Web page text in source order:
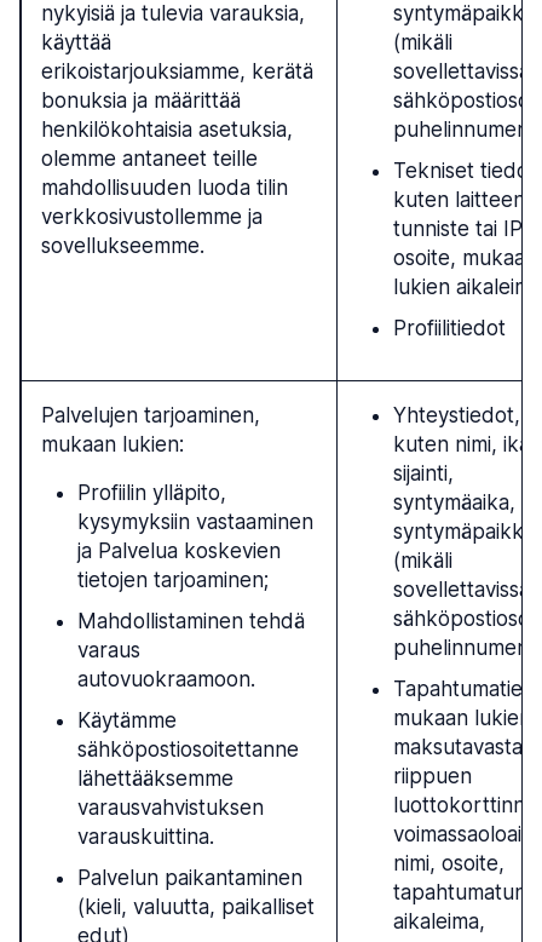
nykyisiä ja tulevia varauksia,
käyttää
erikoistarjouksiamme, kerätä
bonuksia ja määrittää
henkilökohtaisia asetuksia,
olemme antaneet teille
mahdollisuuden luoda tilin
verkkosivustollemme ja
sovellukseemme.
syntymäpaikka
(mikäli
sovellettavissa),
puhelinnumero
Tekniset tiedot,
kuten laitteen
tunniste tai IP-
osoite, mukaan
lukien aikaleima
Profiilitiedot
Palvelujen tarjoaminen,
mukaan lukien:
Profiilin ylläpito,
kysymyksiin vastaaminen
ja Palvelua koskevien
tietojen tarjoaminen;
Mahdollistaminen tehdä
varaus
autovuokraamoon.
Käytämme
sähköpostiosoitettanne
lähettääksemme
varausvahvistuksen
varauskuittina.
Palvelun paikantaminen
(kieli, valuutta, paikalliset
edut)
Yhteystiedot,
kuten nimi, ikä,
sijainti,
syntymäaika,
syntymäpaikka
(mikäli
sovellettavissa),
puhelinnumero
mukaan lukien
riippuen
luottokorttinne,
nimi, osoite,
aikaleima,